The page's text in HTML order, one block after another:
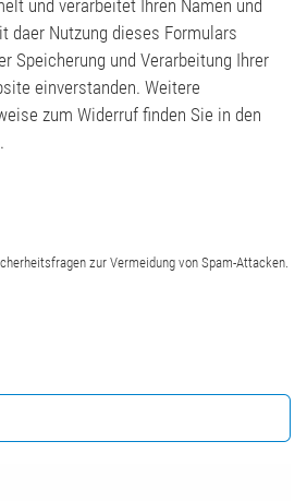
und verarbeitet Ihren Namen und
daer Nutzung dieses Formulars
Speicherung und Verarbeitung Ihrer
einverstanden. Weitere
zum Widerruf finden Sie in den
.
zur Vermeidung von Spam-Attacken.